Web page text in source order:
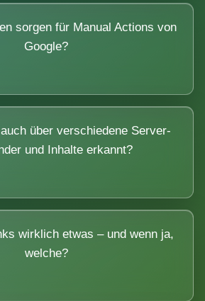
sorgen für Manual Actions von
Google?
über verschiedene Server-
und Inhalte erkannt?
wirklich etwas – und wenn ja,
welche?